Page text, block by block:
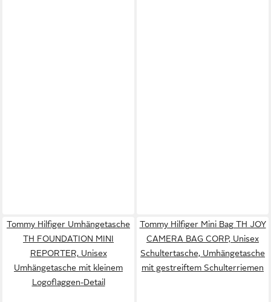
Tommy Hilfiger Umhängetasche
TH FOUNDATION MINI
REPORTER, Unisex
Umhängetasche mit kleinem
Logoflaggen-Detail
Tommy Hilfiger Mini Bag TH JOY
CAMERA BAG CORP, Unisex
Schultertasche, Umhängetasche
mit gestreiftem Schulterriemen